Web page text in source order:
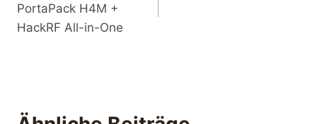
PortaPack H4M +
HackRF All-in-One